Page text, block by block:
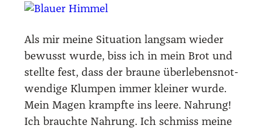
Als mir mei­ne Situa­ti­on lang­sam wie­der
bewusst wur­de, biss ich in mein Brot und
stell­te fest, dass der brau­ne über­le­bens­not­
wen­di­ge Klum­pen immer klei­ner wur­de.
Mein Magen krampf­te ins lee­re. Nah­rung!
Ich brauch­te Nah­rung. Ich schmiss mei­ne